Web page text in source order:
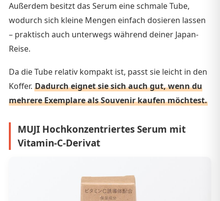
Außerdem besitzt das Serum eine schmale Tube,
wodurch sich kleine Mengen einfach dosieren lassen
– praktisch auch unterwegs während deiner Japan-
Reise.
Da die Tube relativ kompakt ist, passt sie leicht in den
Koffer. Dadurch eignet sie sich auch gut, wenn du
mehrere Exemplare als Souvenir kaufen möchtest.
MUJI Hochkonzentriertes Serum mit
Vitamin-C-Derivat